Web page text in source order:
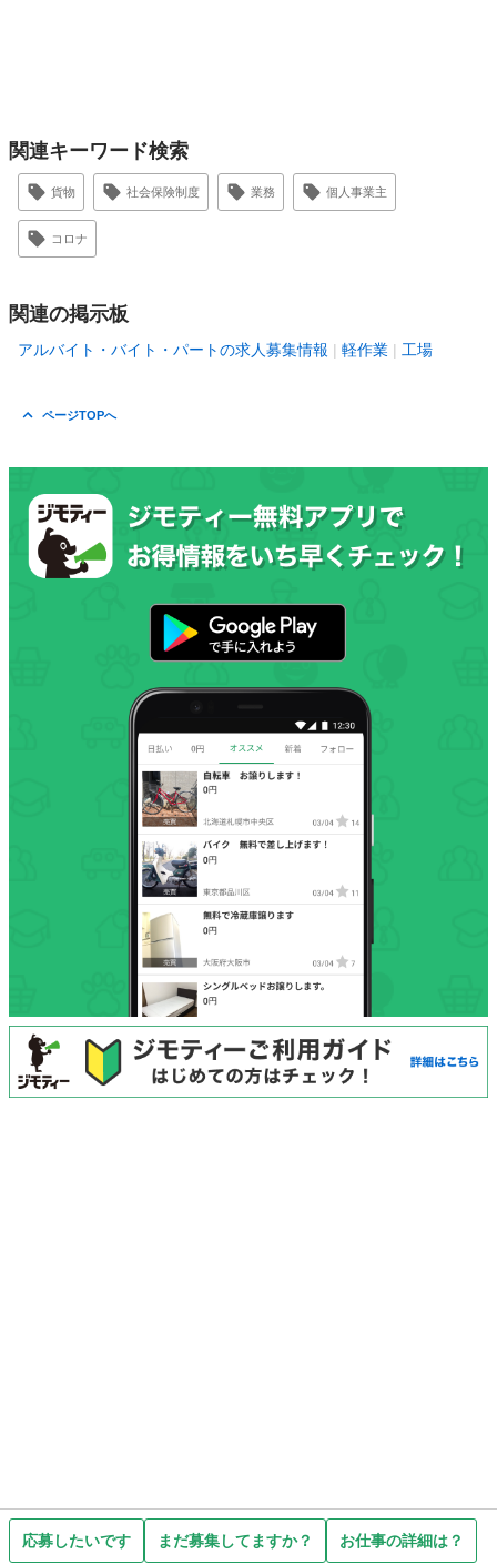
応募したいです まだ募集してますか？ お仕事の詳細は？
関連キーワード検索
貨物 社会保険制度 業務 個人事業主
コロナ
関連の掲示板
アルバイト・バイト・パートの求人募集情報 軽作業 工場
ページTOPへ